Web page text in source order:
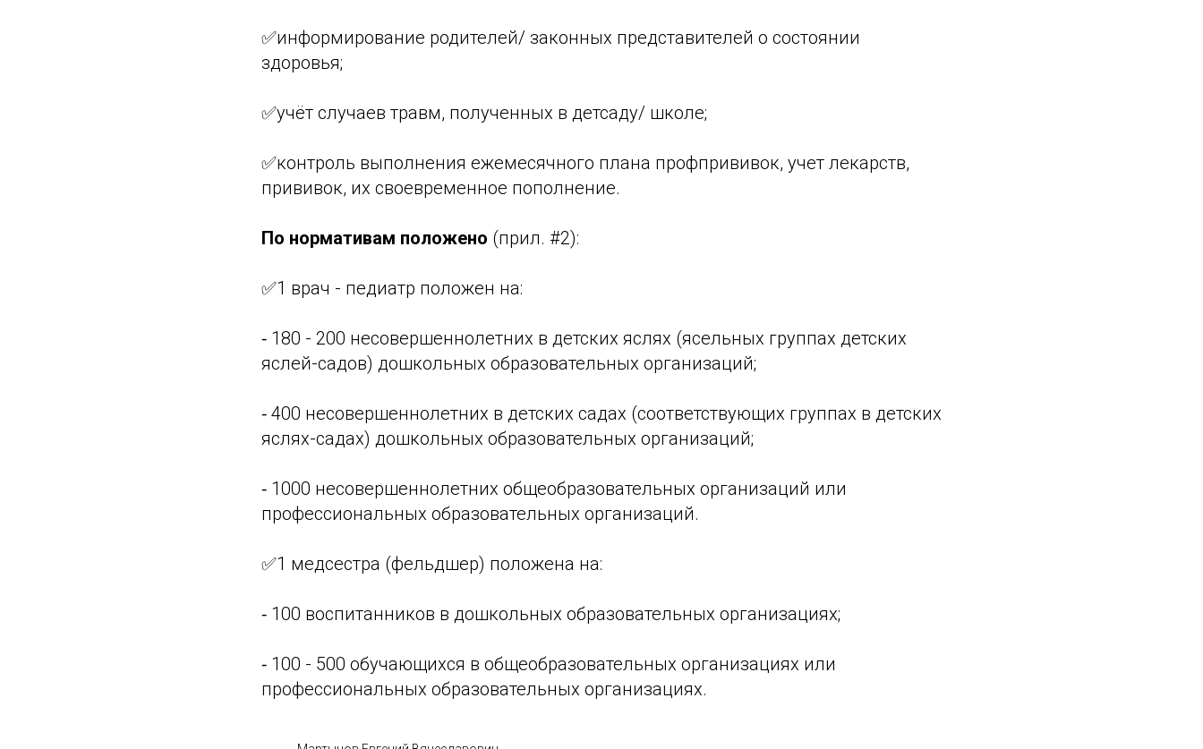
✅информирование родителей/ законных представителей о состоянии
здоровья;
✅учёт случаев травм, полученных в детсаду/ школе;
✅контроль выполнения ежемесячного плана профпрививок, учет лекарств,
прививок, их своевременное пополнение.
По нормативам положено (прил. #2):
✅1 врач - педиатр положен на:
⁃ 180 - 200 несовершеннолетних в детских яслях (ясельных группах детских
яслей-садов) дошкольных образовательных организаций;
⁃ 400 несовершеннолетних в детских садах (соответствующих группах в детских
яслях-садах) дошкольных образовательных организаций;
⁃ 1000 несовершеннолетних общеобразовательных организаций или
профессиональных образовательных организаций.
✅1 медсестра (фельдшер) положена на:
⁃ 100 воспитанников в дошкольных образовательных организациях;
⁃ 100 - 500 обучающихся в общеобразовательных организациях или
профессиональных образовательных организациях.